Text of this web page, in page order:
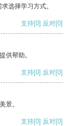
选择学习方式。
支持[0] 反对[0]
供帮助。
支持[0] 反对[0]
景。
支持[0] 反对[0]